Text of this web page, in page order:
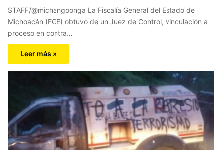
STAFF/@michangoonga La Fiscalía General del Estado de
Michoacán (FGE) obtuvo de un Juez de Control, vinculación a
proceso en contra…
Leer más »